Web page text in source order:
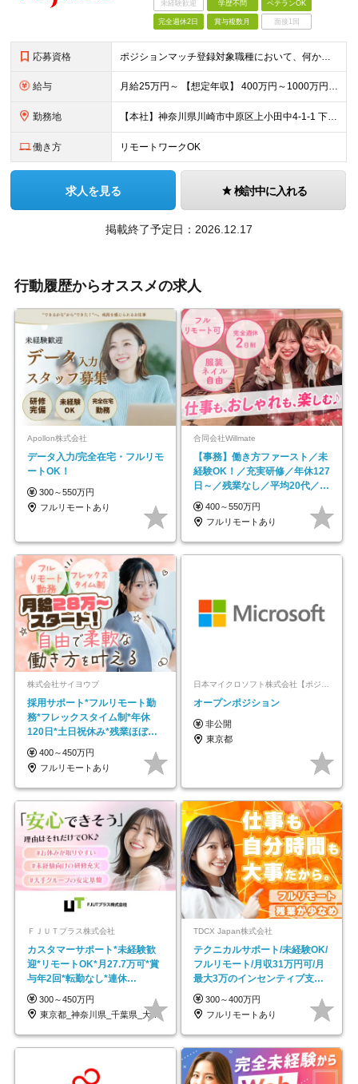
未経験歓迎 学歴不問 ベテランOK
完全週休2日 賞与複数月 面接1回
応募資格
給与
勤務地
働き方 リモートワークOK
求人を見る 検討中に入れる
掲載終了予定日：2026.12.17
行動履歴からオススメの求人
Apollon株式会社
データ入力/完全在宅・フルリモ
ートOK！
300～550万円
フルリモートあり
合同会社Willmate
【事務】働き方ファースト／未
経験OK！／充実研修／年休127
日～／残業なし／平均20代／リ
モートOK
400～550万円
フルリモートあり
株式会社サイヨウブ
採用サポート*フルリモート勤
務*フレックスタイム制*年休
120日*土日祝休み*残業ほぼな
し*育児中社員8割以上
400～450万円
フルリモートあり
日本マイクロソフト株式会社【ポジションマッチ登録】
オープンポジション
非公開
東京都
ＦＪＵＴプラス株式会社
カスタマーサポート*未経験歓
迎*リモートOK*月27.7万可*賞
与年2回*転勤なし*連休
OK/ZE010232
300～450万円
東京都_神奈川県_千葉県_大阪府_愛知県…
TDCX Japan株式会社
テクニカルサポート/未経験OK/
フルリモート/月収31万円可/月
最大3万のインセンティブ支給/
平均年齢33歳
300～400万円
フルリモートあり